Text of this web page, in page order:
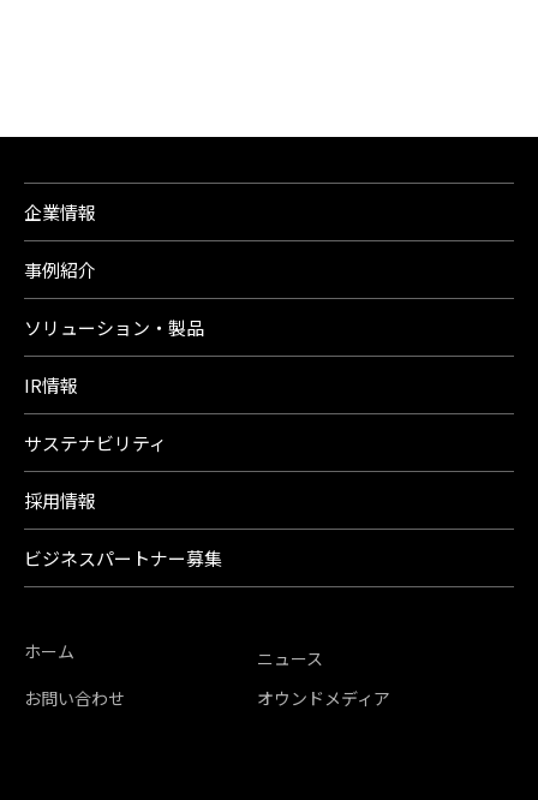
企業情報
事例紹介
ソリューション・製品
IR情報
サステナビリティ
採用情報
ビジネスパートナー募集
ホーム
ニュース
お問い合わせ
オウンドメディア